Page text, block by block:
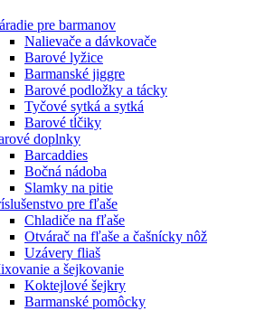
pre barmanov
Nalievače a dávkovače
Barové lyžice
Barmanské jiggre
Barové podložky a tácky
Tyčové sytká a sytká
Barové tĺčiky
doplnky
Barcaddies
Bočná nádoba
Slamky na pitie
pre fľaše
Chladiče na fľaše
Otvárač na fľaše a čašnícky nôž
Uzávery fliaš
a šejkovanie
Koktejlové šejkry
Barmanské pomôcky